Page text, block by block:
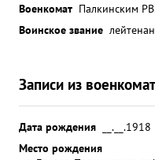
Военкомат Палкинским
Воинское звание
Записи из
Дата рождения
__.__.1918
Место рождения